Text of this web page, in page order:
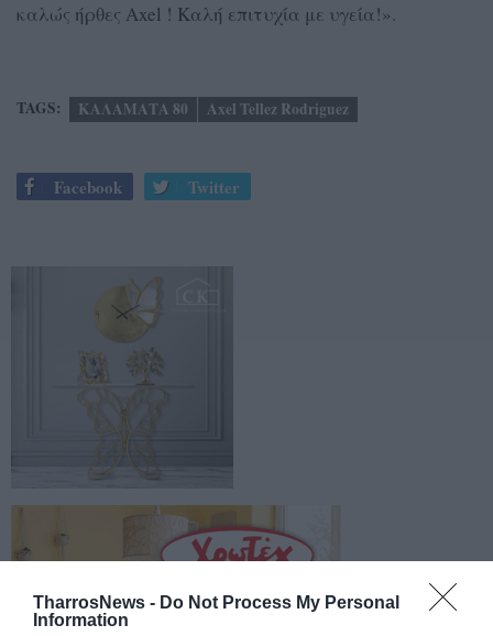
TharrosNews - Do Not Process My Personal
Information
καλώς ήρθες Axel ! Καλή επιτυχία με υγεία!».
TAGS: ΚΑΛΑΜΑΤΑ 80 Axel Tellez Rodriguez
Facebook Twitter